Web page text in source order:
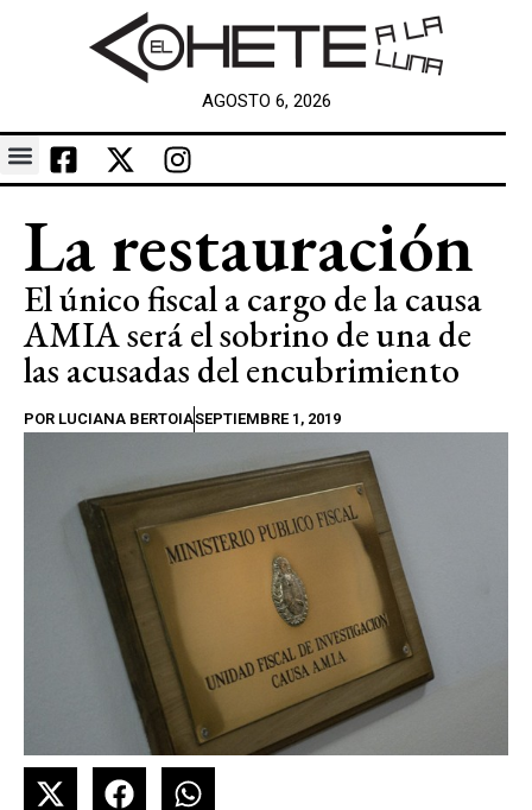
AGOSTO 6, 2026
La restauración
El único fiscal a cargo de la causa
AMIA será el sobrino de una de
las acusadas del encubrimiento
POR LUCIANA BERTOIASEPTIEMBRE 1, 2019